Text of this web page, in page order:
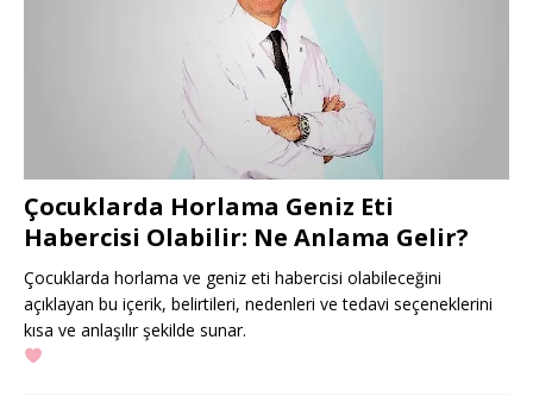
Çocuklarda Horlama Geniz Eti
Habercisi Olabilir: Ne Anlama Gelir?
Çocuklarda horlama ve geniz eti habercisi olabileceğini
açıklayan bu içerik, belirtileri, nedenleri ve tedavi seçeneklerini
kısa ve anlaşılır şekilde sunar.